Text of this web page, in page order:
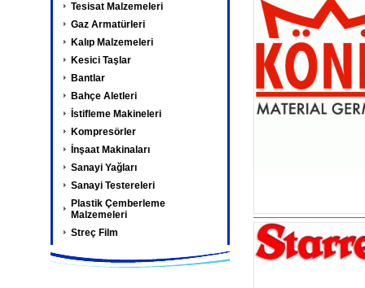
Tesisat Malzemeleri
Gaz Armatürleri
Kalıp Malzemeleri
Kesici Taşlar
Bantlar
Bahçe Aletleri
İstifleme Makineleri
Kompresörler
İnşaat Makinaları
Sanayi Yağları
Sanayi Testereleri
Plastik Çemberleme
Malzemeleri
Streç Film